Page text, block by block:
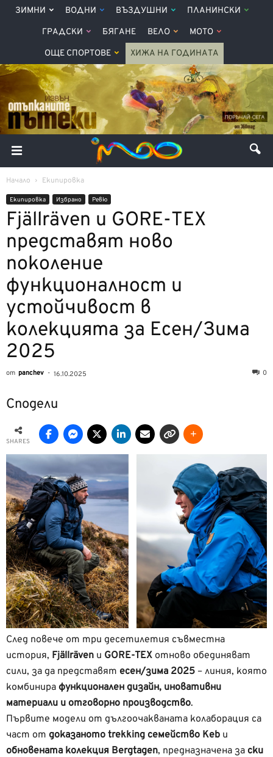
ЗИМНИ ВОДНИ ВЪЗДУШНИ ПЛАНИНСКИ
ГРАДСКИ БЯГАНЕ ВЕЛО МОТО
ОЩЕ СПОРТОВЕ ХИЖА НА ГОДИНАТА
Начало Екипировка
Екипировка Избрано Ревю
Fjällräven и GORE-TEX
представят ново
поколение
функционалност и
устойчивост в
колекцията за Есен/Зима
2025
от panchev - 16.10.2025 0
Сподели
SHARES
След повече от три десетилетия съвместна
история, Fjällräven и GORE-TEX отново обединяват
сили, за да представят есен/зима 2025 – линия, която
комбинира функционален дизайн, иновативни
материали и отговорно производство.
Първите модели от дългоочакваната колаборация са
част от доказаното trekking семейство Keb и
обновената колекция Bergtagen, предназначена за ски